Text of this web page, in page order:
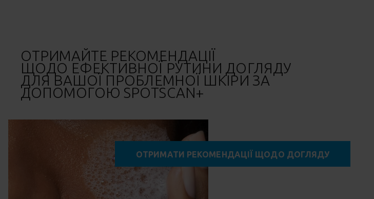
ОТРИМАЙТЕ РЕКОМЕНДАЦІЇ
ЩОДО ЕФЕКТИВНОЇ РУТИНИ ДОГЛЯДУ
ДЛЯ ВАШОЇ ПРОБЛЕМНОЇ ШКІРИ ЗА
ДОПОМОГОЮ SPOTSCAN+
ОТРИМАТИ РЕКОМЕНДАЦІЇ ЩОДО ДОГЛЯДУ